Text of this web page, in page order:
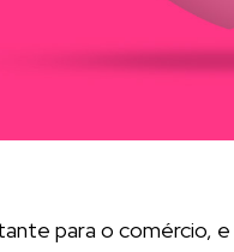
para o comércio,